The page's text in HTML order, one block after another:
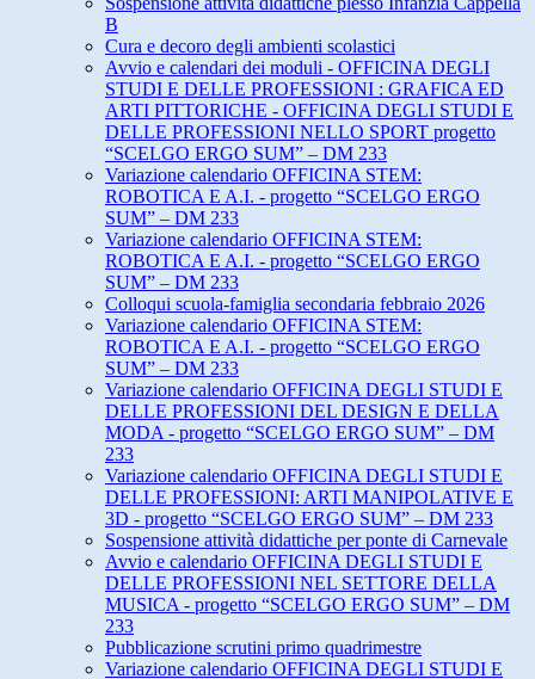
B
Cura e decoro degli ambienti scolastici
Avvio e calendari dei moduli - OFFICINA DEGLI
STUDI E DELLE PROFESSIONI : GRAFICA ED
ARTI PITTORICHE - OFFICINA DEGLI STUDI E
DELLE PROFESSIONI NELLO SPORT progetto
“SCELGO ERGO SUM” – DM 233
Variazione calendario OFFICINA STEM:
ROBOTICA E A.I. - progetto “SCELGO ERGO
SUM” – DM 233
Variazione calendario OFFICINA STEM:
ROBOTICA E A.I. - progetto “SCELGO ERGO
SUM” – DM 233
Colloqui scuola-famiglia secondaria febbraio 2026
Variazione calendario OFFICINA STEM:
ROBOTICA E A.I. - progetto “SCELGO ERGO
SUM” – DM 233
Variazione calendario OFFICINA DEGLI STUDI E
DELLE PROFESSIONI DEL DESIGN E DELLA
MODA - progetto “SCELGO ERGO SUM” – DM
233
Variazione calendario OFFICINA DEGLI STUDI E
DELLE PROFESSIONI: ARTI MANIPOLATIVE E
3D - progetto “SCELGO ERGO SUM” – DM 233
Sospensione attività didattiche per ponte di Carnevale
Avvio e calendario OFFICINA DEGLI STUDI E
DELLE PROFESSIONI NEL SETTORE DELLA
MUSICA - progetto “SCELGO ERGO SUM” – DM
233
Pubblicazione scrutini primo quadrimestre
Variazione calendario OFFICINA DEGLI STUDI E